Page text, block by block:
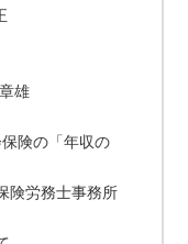
雄
険の「年収の
務士事務所